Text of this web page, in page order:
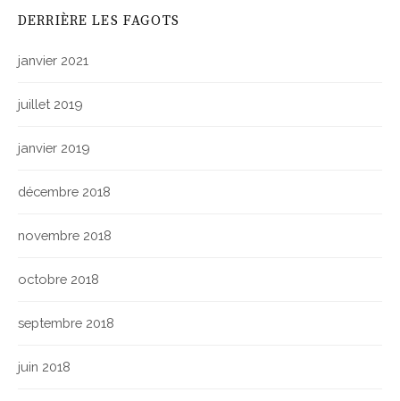
DERRIÈRE LES FAGOTS
janvier 2021
juillet 2019
janvier 2019
décembre 2018
novembre 2018
octobre 2018
septembre 2018
juin 2018